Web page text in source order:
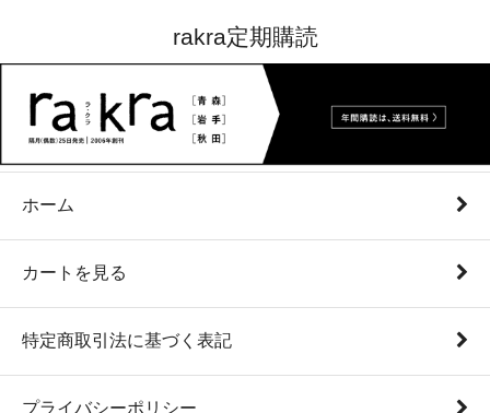
rakra定期購読
ホーム
カートを見る
特定商取引法に基づく表記
プライバシーポリシー